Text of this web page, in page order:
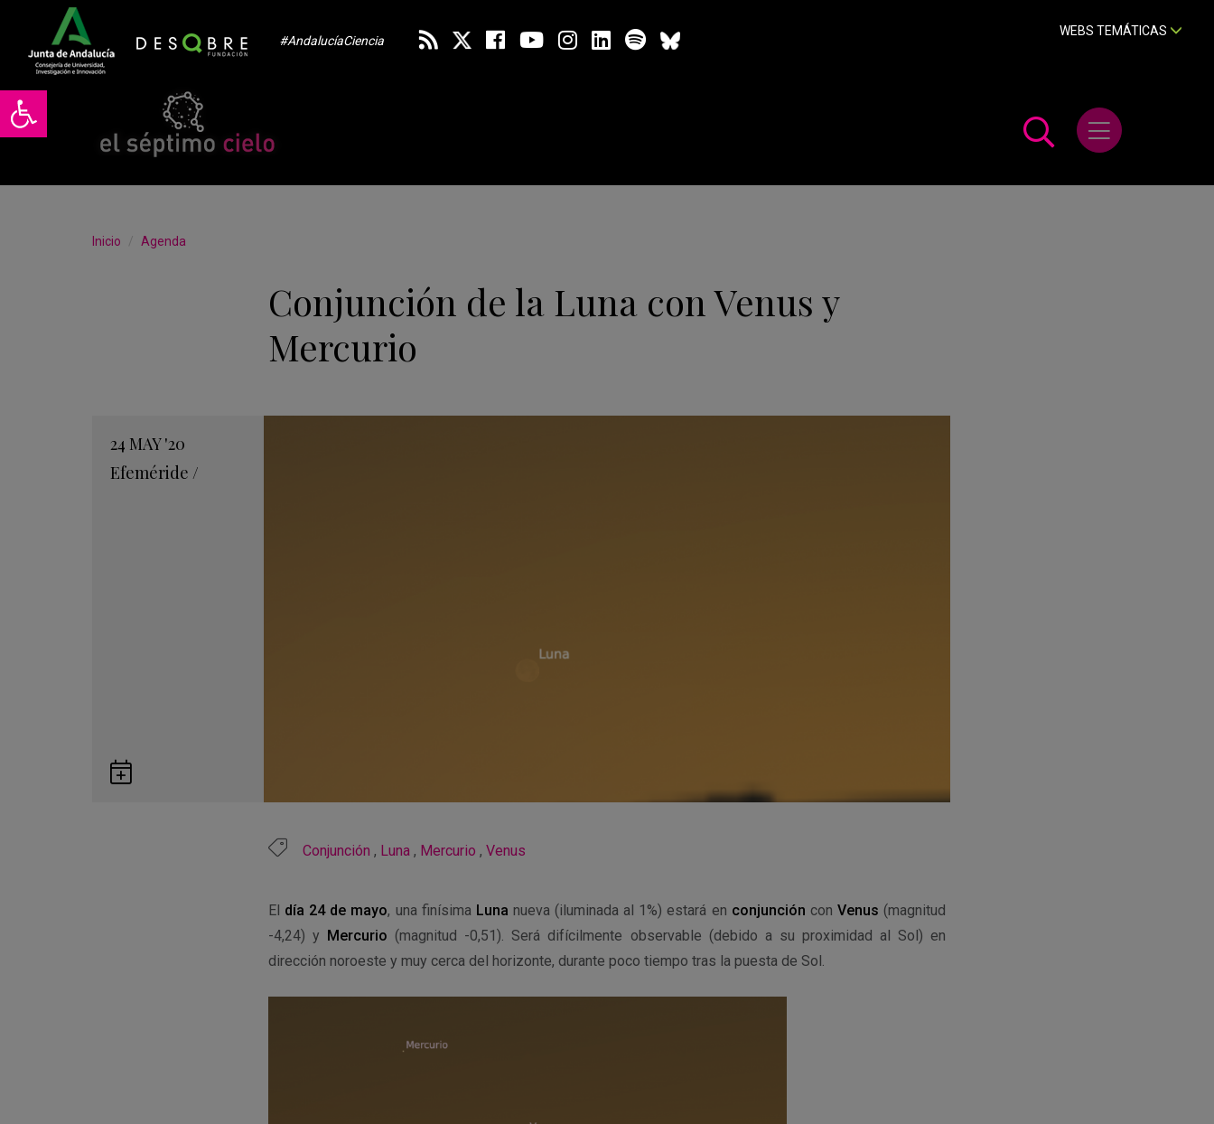
Abrir barra de herramientas
#AndalucíaCiencia
WEBS TEMÁTICAS
Abrir menú
Inicio Agenda
Conjunción de la Luna con Venus y
Mercurio
24 MAY'20
Efeméride /
Guardar
en
Conjunción , Luna , Mercurio , Venus
El día 24 de mayo, una finísima Luna nueva (iluminada al 1%) estará en conjunción con Venus (magnitud
-4,24) y Mercurio (magnitud -0,51). Será difícilmente observable (debido a su proximidad al Sol) en
dirección noroeste y muy cerca del horizonte, durante poco tiempo tras la puesta de Sol.